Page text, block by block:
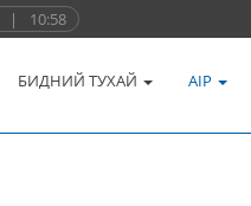
| 10:58
БИДНИЙ ТУХАЙ AIP